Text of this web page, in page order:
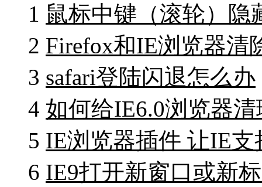
1 鼠标中键（滚轮）隐
2 Firefox和IE浏览器清
3 safari登陆闪退怎么办
4 如何给IE6.0浏览器
5 IE浏览器插件 让IE
6 IE9打开新窗口或新